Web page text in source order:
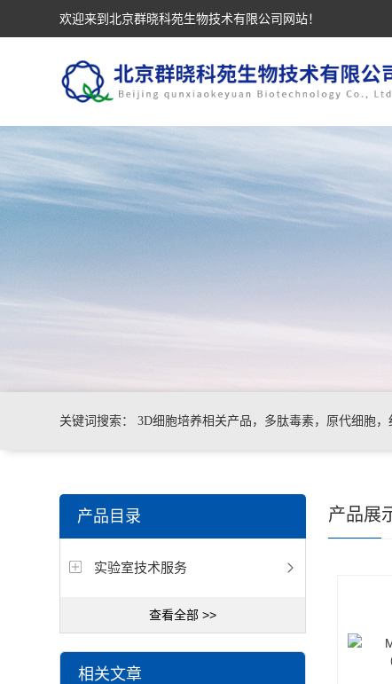
欢迎来到北京群晓科苑生物技术有限公司网站！
关键词搜索： 3D细胞培养相关产品，多肽毒素，原代细胞
产品目录
实验室技术服务
查看全部 >>
相关文章
产品展